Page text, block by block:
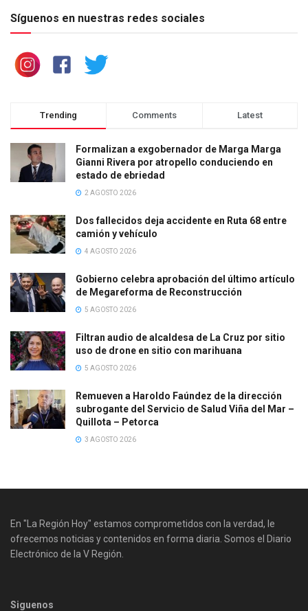
Síguenos en nuestras redes sociales
Trending Comments Latest
Formalizan a exgobernador de Marga Marga
Gianni Rivera por atropello conduciendo en
estado de ebriedad
2 AGOSTO 2026
Dos fallecidos deja accidente en Ruta 68 entre
camión y vehículo
4 AGOSTO 2026
Gobierno celebra aprobación del último artículo
de Megareforma de Reconstrucción
5 AGOSTO 2026
Filtran audio de alcaldesa de La Cruz por sitio
uso de drone en sitio con marihuana
5 AGOSTO 2026
Remueven a Haroldo Faúndez de la dirección
subrogante del Servicio de Salud Viña del Mar –
Quillota – Petorca
3 AGOSTO 2026
En "La Región Hoy" estamos comprometidos con la verdad, le
ofrecemos noticias y contenidos en forma diaria. Somos el Diario
Electrónico de la V Región.
Siguenos